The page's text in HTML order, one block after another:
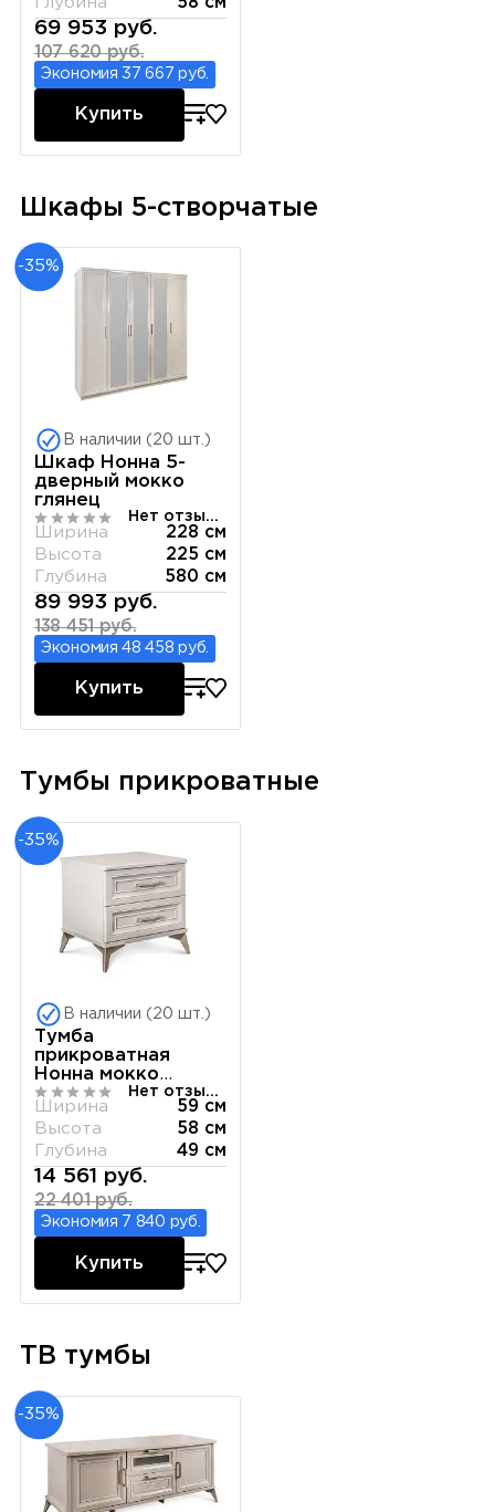
69 953 руб.
107 620 руб.
Экономия 37 667 руб.
Купить
Шкафы 5-створчатые
-35%
В наличии (20 шт.)
Шкаф Нонна 5-
дверный мокко
глянец
Нет отзывов
Ширина
228 см
Высота
225 см
Глубина
580 см
89 993 руб.
138 451 руб.
Экономия 48 458 руб.
Купить
Тумбы прикроватные
-35%
В наличии (20 шт.)
Тумба
прикроватная
Нонна мокко
глянец
Нет отзывов
Ширина
59 см
Высота
58 см
Глубина
49 см
14 561 руб.
22 401 руб.
Экономия 7 840 руб.
Купить
ТВ тумбы
-35%